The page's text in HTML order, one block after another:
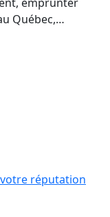
Québec,…
réputation